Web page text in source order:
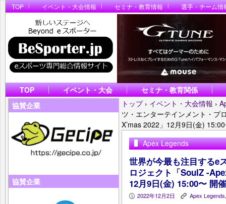
TOP イベント・大会情報 セミナ・教育情報 選手・チーム情
TOP イベント・大会
セミナ・教育関係
協賛企業
協賛企業
トップ › イベント・大会情報 ›
ツ・エンターテインメント・プ
X’mas 2022」12月9日(金)
Apex Legends
世界が今最も注目するe
ロジェクト「SoulZ -
12月9日(金) 15:00〜 開
P 2022年12月2日 K Apex Legends